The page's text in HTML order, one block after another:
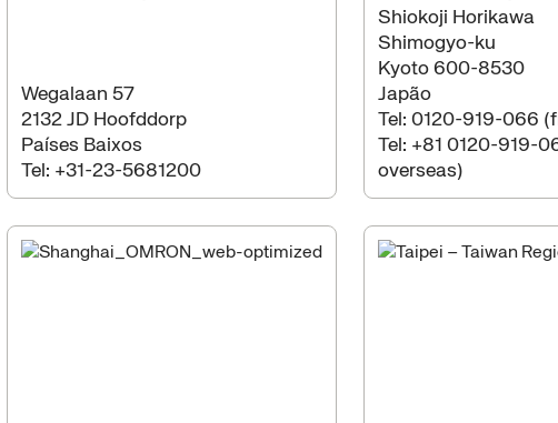
Wegalaan 57
2132 JD Hoofddorp
Países Baixos
Tel: +31-23-5681200
Shiokoji Horikawa
Shimogyo-ku
Kyoto 600-8530
Japão
Tel: 0120-919-066
Tel: +81 0120-919-
overseas)